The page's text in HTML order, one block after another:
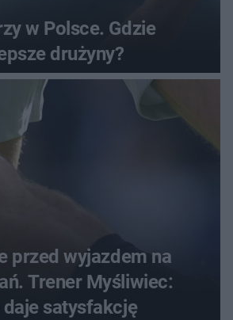
w Polsce. Gdzie
drużyny?
przed wyjazdem na
Trener Myśliwiec:
satysfakcję